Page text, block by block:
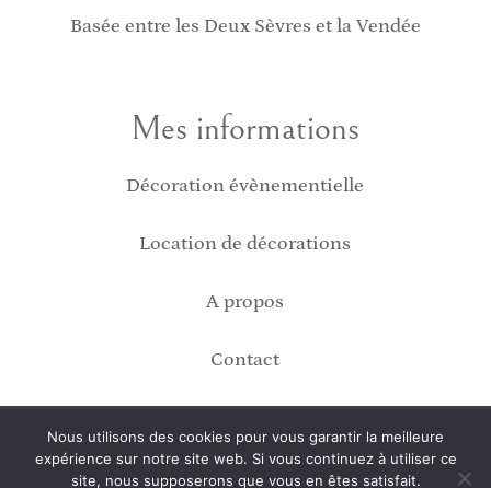
Basée entre les Deux Sèvres et la Vendée
Mes informations
Décoration évènementielle
Location de décorations
A propos
Contact
2024 © JuliDeco Tous droits réservés
Nous utilisons des cookies pour vous garantir la meilleure
expérience sur notre site web. Si vous continuez à utiliser ce
site, nous supposerons que vous en êtes satisfait.